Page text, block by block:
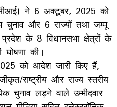
ने 6 अक्टूबर, 2025 को
चुनाव और 6 राज्यों तथा जम्मू
के 8 विधानसभा क्षेत्रों के
की।
को आदेश जारी किए हैं,
राष्ट्रीय और राज्य स्तरीय
चुनाव लड़ने वाले उम्मीदवार